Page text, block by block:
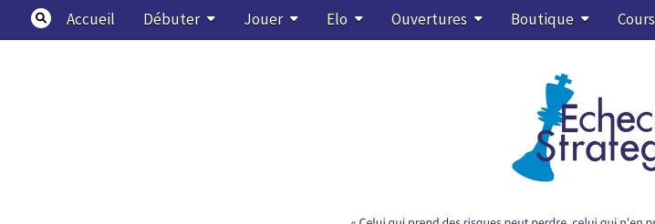
content
Accueil Débuter Jouer Elo Ouvertures Boutique Cours